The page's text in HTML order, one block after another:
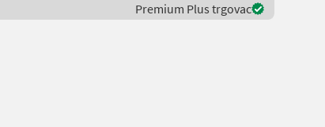
Premium Plus trgovac